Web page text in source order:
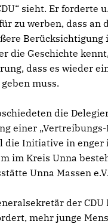
sieht. Er forderte
zu werben, dass
die Geschichte
dass es wieder
muss.
die
einer
die Initiative in
im Kreis Unna
Unna Massen
der
mehr junge